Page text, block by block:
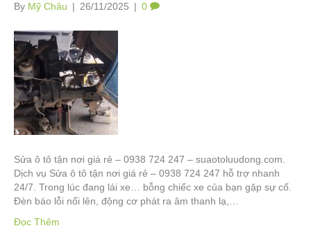
By Mỹ Châu | 26/11/2025 | 0
Sửa ô tô tận nơi giá rẻ – 0938 724 247 – suaotoluudong.com.
Dịch vụ Sửa ô tô tận nơi giá rẻ – 0938 724 247 hỗ trợ nhanh
24/7. Trong lúc đang lái xe… bỗng chiếc xe của bạn gặp sự cố.
Đèn báo lỗi nổi lên, động cơ phát ra âm thanh lạ,…
Đọc Thêm